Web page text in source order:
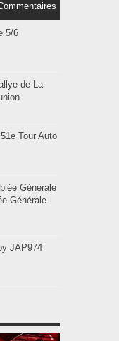
5/6
de La
Tour Auto
Générale
Générale
JAP974